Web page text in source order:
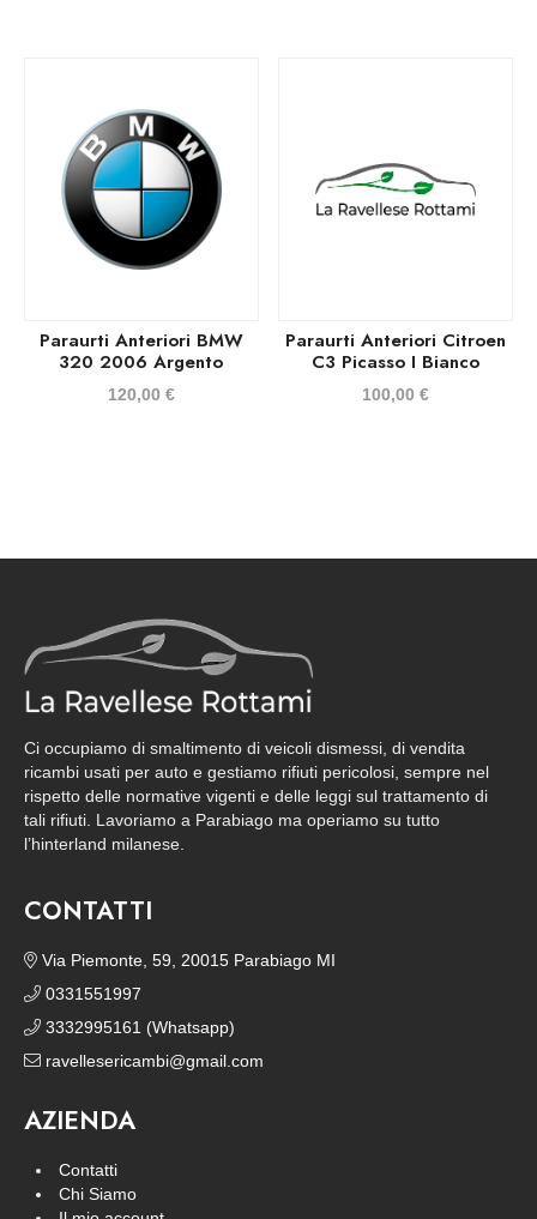
Paraurti Anteriori BMW
320 2006 Argento
120,00 €
Paraurti Anteriori Citroen
C3 Picasso I Bianco
100,00€
Ci occupiamo di smaltimento di veicoli dismessi, di vendita
ricambi usati per auto e gestiamo rifiuti pericolosi, sempre nel
rispetto delle normative vigenti e delle leggi sul trattamento di
tali rifiuti. Lavoriamo a Parabiago ma operiamo su tutto
l’hinterland milanese.
CONTATTI
Via Piemonte, 59, 20015 Parabiago MI
0331551997
3332995161 (Whatsapp)
ravellesericambi@gmail.com
AZIENDA
Contatti
Chi Siamo